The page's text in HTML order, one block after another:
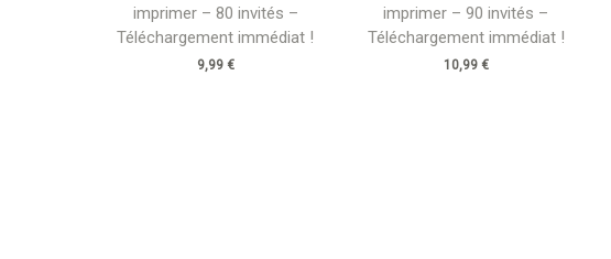
imprimer – 80 invités –
Téléchargement immédiat !
9,99 €
imprimer – 90 invités –
Téléchargement immédiat !
10,99 €